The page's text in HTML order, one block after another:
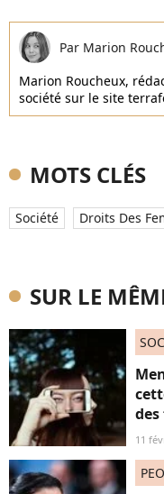
Par Marion
Marion Roucheux,
société sur le site
MOTS CLÉS
Société Droits Des
SUR LE
11